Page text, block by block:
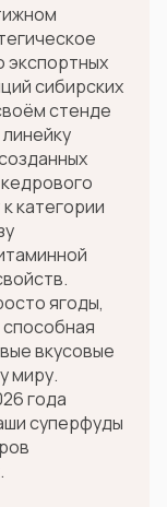
сибирских
стенде
категории
ягоды,
вкусовые
миру.
года
суперфуды